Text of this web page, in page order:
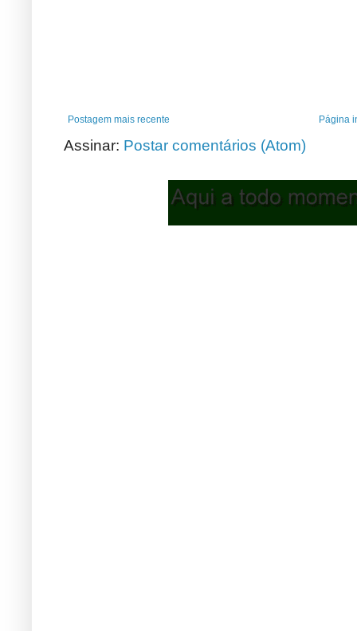
Postagem mais recente Página
Assinar: Postar comentários (Atom)